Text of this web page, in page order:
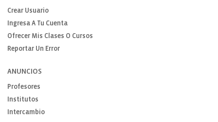
Crear Usuario
Ingresa A Tu Cuenta
Ofrecer Mis Clases O Cursos
Reportar Un Error
ANUNCIOS
Profesores
Institutos
Intercambio